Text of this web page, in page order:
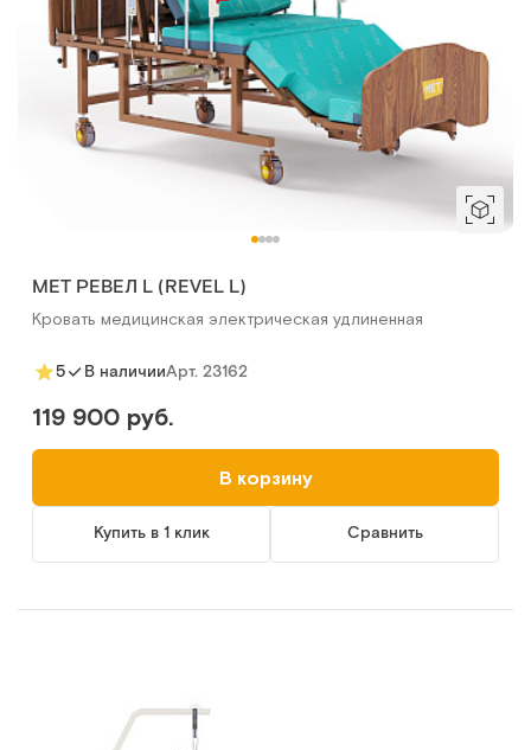
MET РЕВЕЛ L (REVEL L)
Кровать медицинская электрическая удлиненная
5 В наличииАрт. 23162
119 900 руб.
В корзину
Купить в 1 клик Сравнить